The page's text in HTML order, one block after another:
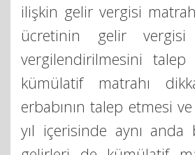
ilişkin gelir vergisi
ücretinin gelir
vergilendirilmesini
kümülatif matrahı
erbabının talep etmesi
yıl içerisinde aynı